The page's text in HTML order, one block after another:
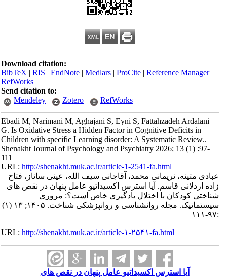
Download citation:
BibTeX|RIS|EndNote|Medlars|ProCite|Reference Manager
RefWorks
Send citation to:
Mendeley
Zotero RefWorks
Ebadi M, Narimani M, Aghajani S, Eyni S, Fattahzadeh Ardalani
G. Is Oxidative Stress a Hidden Factor in Cognitive Deficits in
Children with specific Learning disorder: A Systematic Review..
Shenakht Journal of Psychology and Psychiatry 2026; 13 (1) :97-
111
URL:http://shenakht.muk.ac.ir/article-1-2541-fa.html
عبادی متینه، نریمانی محمد، آقاجانی سیف الله، عینی ساناز، فتاح
زاده اردلانی قاسم. آیا استرس اکسیداتیو عامل پنهان در نقص های
شناختی کودکان با اختلال یادگیری خاص است؟: مروری
سیستماتیک. مجله روانشناسی و روانپزشکی شناخت. ۱۴۰۵; ۱۳ (۱)
URL:http://shenakht.muk.ac.ir/article-۱-۲۵۴۱-fa.html
آیا استرس اکسیداتیو عامل پنهان در نقص های